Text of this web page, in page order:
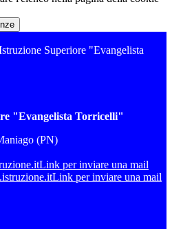
Superiore "Evangelista
"Evangelista Torricelli"
(PN)
Link per inviare una mail
Link per inviare una mail